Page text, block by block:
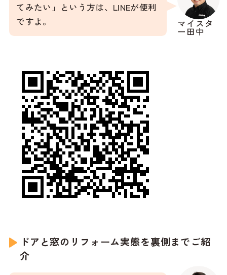
マイスタ
ー田中
てみたい」という方は、LINEが便利
ですよ。
ドアと窓のリフォーム実態を裏側までご紹
介